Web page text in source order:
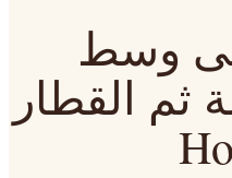
وسط
ثم القطار